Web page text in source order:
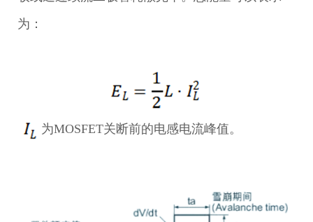
为：
为MOSFET关断前的电感电流峰值。